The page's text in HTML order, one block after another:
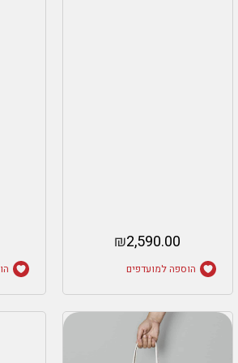
₪2,590.00
הוספה למועדפים